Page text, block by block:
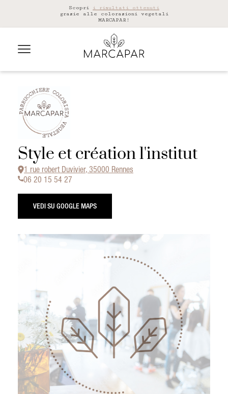
Scopri i risultati ottenuti
grazie alle colorazioni vegetali
MARCAPAR!
Style et création l'institut
1 rue robert Duvivier, 35000 Rennes
06 20 15 54 27
VEDI SU GOOGLE MAPS